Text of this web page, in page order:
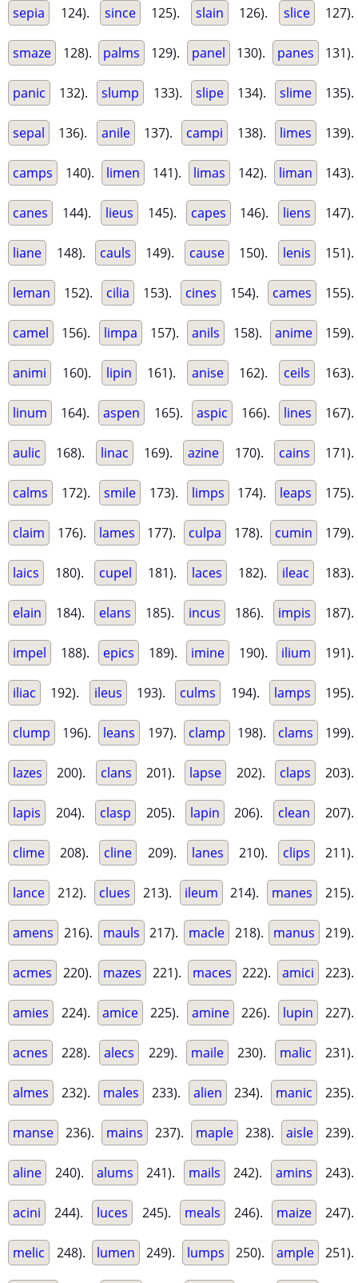
sepia 124). since 125). slain 126). slice 127).
smaze 128). palms 129). panel 130). panes 131).
panic 132). slump 133). slipe 134). slime 135).
sepal 136). anile 137). campi 138). limes 139).
camps 140). limen 141). limas 142). liman 143).
canes 144). lieus 145). capes 146). liens 147).
liane 148). cauls 149). cause 150). lenis 151).
leman 152). cilia 153). cines 154). cames 155).
camel 156). limpa 157). anils 158). anime 159).
animi 160). lipin 161). anise 162). ceils 163).
linum 164). aspen 165). aspic 166). lines 167).
aulic 168). linac 169). azine 170). cains 171).
calms 172). smile 173). limps 174). leaps 175).
claim 176). lames 177). culpa 178). cumin 179).
laics 180). cupel 181). laces 182). ileac 183).
elain 184). elans 185). incus 186). impis 187).
impel 188). epics 189). imine 190). ilium 191).
iliac 192). ileus 193). culms 194). lamps 195).
clump 196). leans 197). clamp 198). clams 199).
lazes 200). clans 201). lapse 202). claps 203).
lapis 204). clasp 205). lapin 206). clean 207).
clime 208). cline 209). lanes 210). clips 211).
lance 212). clues 213). ileum 214). manes 215).
amens 216). mauls 217). macle 218). manus 219).
acmes 220). mazes 221). maces 222). amici 223).
amies 224). amice 225). amine 226). lupin 227).
acnes 228). alecs 229). maile 230). malic 231).
almes 232). males 233). alien 234). manic 235).
manse 236). mains 237). maple 238). aisle 239).
aline 240). alums 241). mails 242). amins 243).
acini 244). luces 245). meals 246). maize 247).
melic 248). lumen 249). lumps 250). ample 251).